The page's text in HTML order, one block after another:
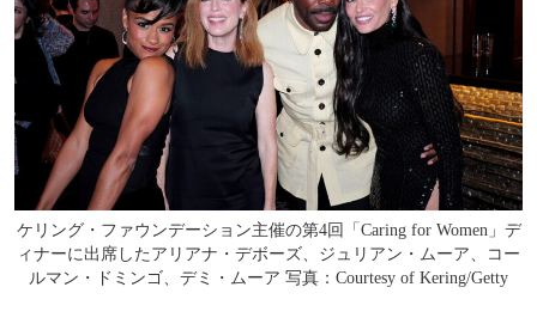
ケリング・ファウンデーション主催の第4回「Caring for Women」デ
ィナーに出席したアリアナ・デボーズ、ジュリアン・ムーア、コー
ルマン・ドミンゴ、デミ・ムーア 写真：Courtesy of Kering/Getty